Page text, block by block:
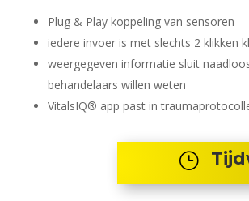
Plug & Play koppeling van sensoren
iedere invoer is met slechts 2 klikken
weergegeven informatie sluit
behandelaars willen weten
VitalsIQ® app past in
}